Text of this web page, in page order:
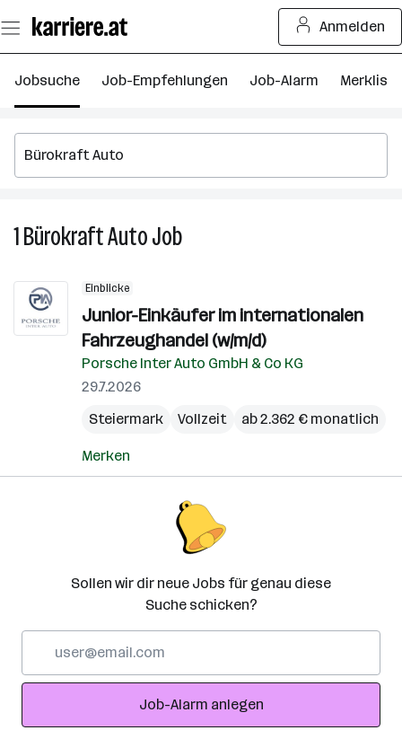
Seiteninhalt
springen
Anmelden
Jobsuche Job-Empfehlungen Job-Alarm Merkliste
1Bürokraft AutoJob1
Einblicke
Junior-Einkäufer im internationalen
Fahrzeughandel (w/m/d)
Porsche Inter Auto GmbH & Co KG
29.7.2026
Steiermark
Vollzeit ab 2.362 € monatlich
Merken
Sollen wir dir neue Jobs für genau diese
Suche schicken?
Adresse
Job-Alarm anlegen